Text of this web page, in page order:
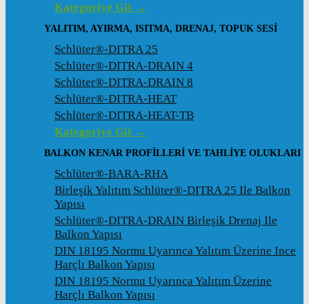
Kategoriye Git →
YALITIM, AYIRMA, ISITMA, DRENAJ, TOPUK SESI
Schlüter®-DITRA 25
Schlüter®-DITRA-DRAIN 4
Schlüter®-DITRA-DRAIN 8
Schlüter®-DITRA-HEAT
Schlüter®-DITRA-HEAT-TB
Kategoriye Git →
BALKON KENAR PROFILLERI VE TAHLIYE OLUKLARI
Schlüter®-BARA-RHA
Birleşik Yalıtım Schlüter®-DITRA 25 Ile Balkon
Yapısı
Schlüter®-DITRA-DRAIN Birleşik Drenaj Ile
Balkon Yapısı
DIN 18195 Normu Uyarınca Yalıtım Üzerine Ince
Harçlı Balkon Yapısı
DIN 18195 Normu Uyarınca Yalıtım Üzerine
Harçlı Balkon Yapısı